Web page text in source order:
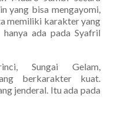
yang bisa mengayomi,
memiliki karakter yang
ada pada Syafril
Sungai Gelam,
berkarakter kuat.
jenderal. Itu ada pada